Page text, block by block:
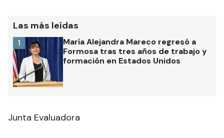
Las más leídas
María Alejandra Mareco regresó a
Formosa tras tres años de trabajo y
formación en Estados Unidos
1
Junta Evaluadora